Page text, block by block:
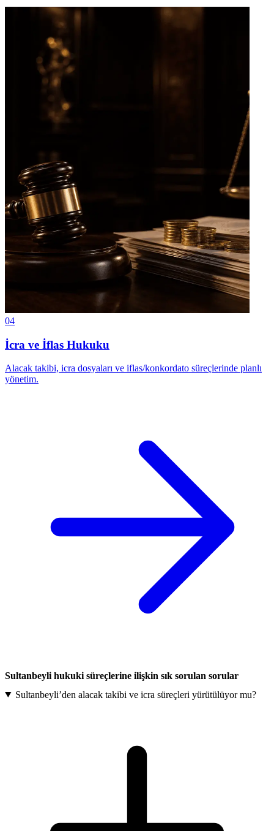
04
İcra ve İflas Hukuku
Alacak takibi, icra dosyaları ve iflas/konkordato süreçlerinde planlı
yönetim.
Sultanbeyli hukuki süreçlerine ilişkin sık sorulan sorular
Sultanbeyli’den alacak takibi ve icra süreçleri yürütülüyor mu?